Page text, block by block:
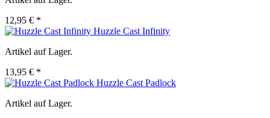
12,95 € *
Huzzle Cast Infinity
Artikel auf Lager.
13,95 € *
Huzzle Cast Padlock
Artikel auf Lager.